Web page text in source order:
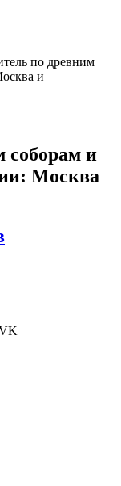
по древним
и
соборам и
Москва